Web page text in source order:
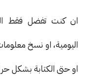
ان كنت تفضل فقط
اليومية، او نسخ معلومات
او حتى الكتابة بشكل